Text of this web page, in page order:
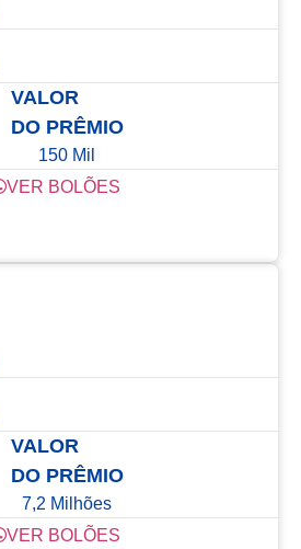
VALOR
DO PRÊMIO
150 Mil
VER BOLÕES
VALOR
DO PRÊMIO
7,2 Milhões
VER BOLÕES